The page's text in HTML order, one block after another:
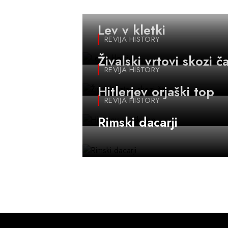
Lev v kletki
REVIJA HISTORY
Živalski vrtovi skozi
REVIJA HISTORY
Hitlerjev orjaški top
REVIJA HISTORY
Rimski dacarji